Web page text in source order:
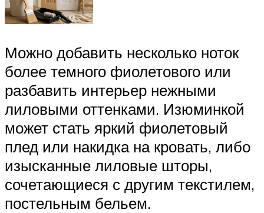
Можно добавить несколько ноток
более темного фиолетового или
разбавить интерьер нежными
лиловыми оттенками. Изюминкой
может стать яркий фиолетовый
плед или накидка на кровать, либо
изысканные лиловые шторы,
сочетающиеся с другим текстилем,
постельным бельем.